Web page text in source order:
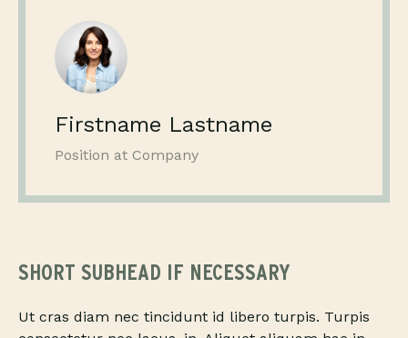
Firstname Lastname
Position at Company
SHORT SUBHEAD IF NECESSARY
Ut cras diam nec tincidunt id libero turpis. Turpis